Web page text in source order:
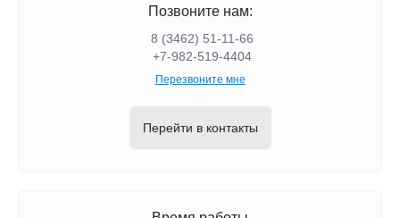
Позвоните нам:
8 (3462) 51-11-66
+7-982-519-4404
Перезвоните мне
Перейти в контакты